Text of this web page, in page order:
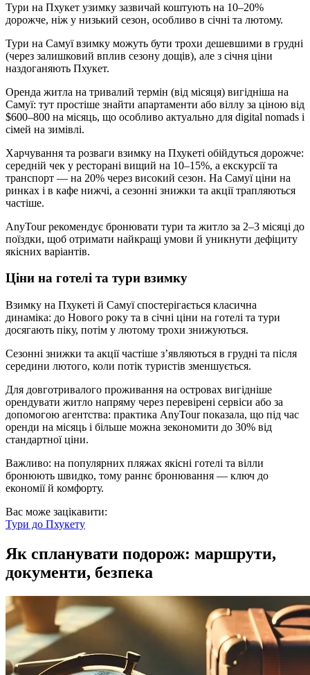
Тури на Пхукет узимку зазвичай коштують на 10–20%
дорожче, ніж у низький сезон, особливо в січні та лютому.
Тури на Самуї взимку можуть бути трохи дешевшими в грудні
(через залишковий вплив сезону дощів), але з січня ціни
наздоганяють Пхукет.
Оренда житла на тривалий термін (від місяця) вигідніша на
Самуї: тут простіше знайти апартаменти або віллу за ціною від
$600–800 на місяць, що особливо актуально для digital nomads і
сімей на зимівлі.
Харчування та розваги взимку на Пхукеті обійдуться дорожче:
середній чек у ресторані вищий на 10–15%, а екскурсії та
транспорт — на 20% через високий сезон. На Самуї ціни на
ринках і в кафе нижчі, а сезонні знижки та акції трапляються
частіше.
AnyTour рекомендує бронювати тури та житло за 2–3 місяці до
поїздки, щоб отримати найкращі умови й уникнути дефіциту
якісних варіантів.
Ціни на готелі та тури взимку
Взимку на Пхукеті й Самуї спостерігається класична
динаміка: до Нового року та в січні ціни на готелі та тури
досягають піку, потім у лютому трохи знижуються.
Сезонні знижки та акції частіше з’являються в грудні та після
середини лютого, коли потік туристів зменшується.
Для довготривалого проживання на островах вигідніше
орендувати житло напряму через перевірені сервіси або за
допомогою агентства: практика AnyTour показала, що під час
оренди на місяць і більше можна зекономити до 30% від
стандартної ціни.
Важливо: на популярних пляжах якісні готелі та вілли
бронюють швидко, тому раннє бронювання — ключ до
економії й комфорту.
Вас може зацікавити:
Тури до Пхукету
Як спланувати подорож: маршрути,
документи, безпека